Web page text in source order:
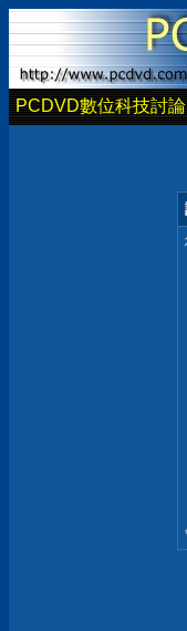
PCDVD數位科技討